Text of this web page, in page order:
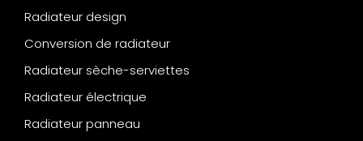
Radiateur design
Conversion de radiateur
Radiateur sèche-serviettes
Radiateur électrique
Radiateur panneau